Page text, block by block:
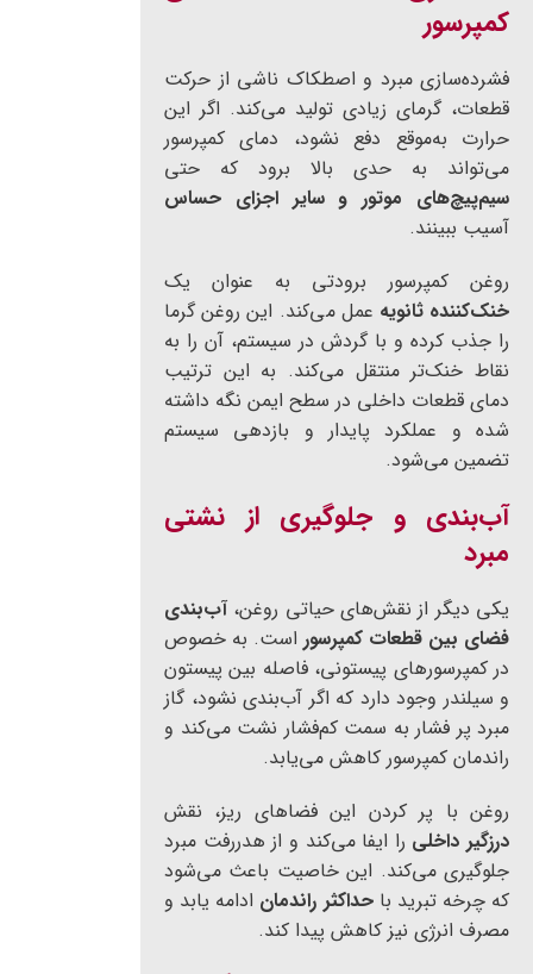
کمپرسور
فشرده‌سازی مبرد و اصطکاک ناشی از حرکت
قطعات، گرمای زیادی تولید می‌کند. اگر این
حرارت به‌موقع دفع نشود، دمای کمپرسور
می‌تواند به حدی بالا برود که حتی
سیم‌پیچ‌های موتور و سایر اجزای حساس
آسیب ببینند.
روغن کمپرسور برودتی به عنوان یک
خنک‌کننده ثانویه عمل می‌کند. این روغن گرما
را جذب کرده و با گردش در سیستم، آن را به
نقاط خنک‌تر منتقل می‌کند. به این ترتیب
دمای قطعات داخلی در سطح ایمن نگه داشته
شده و عملکرد پایدار و بازدهی سیستم
تضمین می‌شود.
آب‌بندی و جلوگیری از نشتی
مبرد
یکی دیگر از نقش‌های حیاتی روغن، آب‌بندی
فضای بین قطعات کمپرسور است. به خصوص
در کمپرسورهای پیستونی، فاصله بین پیستون
و سیلندر وجود دارد که اگر آب‌بندی نشود، گاز
مبرد پر فشار به سمت کم‌فشار نشت می‌کند و
راندمان کمپرسور کاهش می‌یابد.
روغن با پر کردن این فضاهای ریز، نقش
درزگیر داخلی را ایفا می‌کند و از هدررفت مبرد
جلوگیری می‌کند. این خاصیت باعث می‌شود
که چرخه تبرید باحداکثر راندمان ادامه یابد و
مصرف انرژی نیز کاهش پیدا کند.